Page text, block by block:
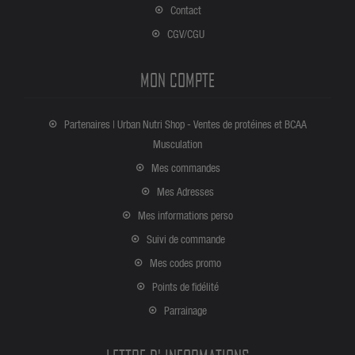
Contact
CGV/CGU
MON COMPTE
Partenaires | Urban Nutri Shop - Ventes de protéines et BCAA
Musculation
Mes commandes
Mes Adresses
Mes informations perso
Suivi de commande
Mes codes promo
Points de fidélité
Parrainage